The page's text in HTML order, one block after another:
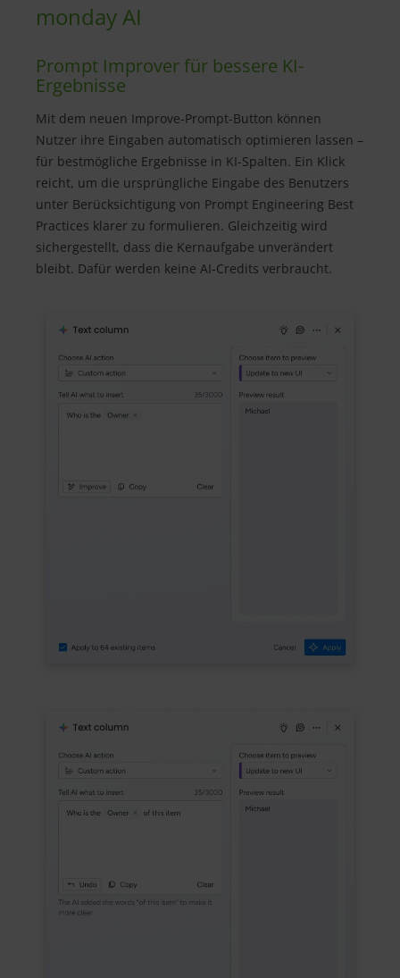
monday AI
Prompt Improver für bessere KI-
Ergebnisse
Mit dem neuen Improve-Prompt-Button können
Nutzer ihre Eingaben automatisch optimieren lassen –
für bestmögliche Ergebnisse in KI-Spalten. Ein Klick
reicht, um die ursprüngliche Eingabe des Benutzers
unter Berücksichtigung von Prompt Engineering Best
Practices klarer zu formulieren. Gleichzeitig wird
sichergestellt, dass die Kernaufgabe unverändert
bleibt. Dafür werden keine AI-Credits verbraucht.